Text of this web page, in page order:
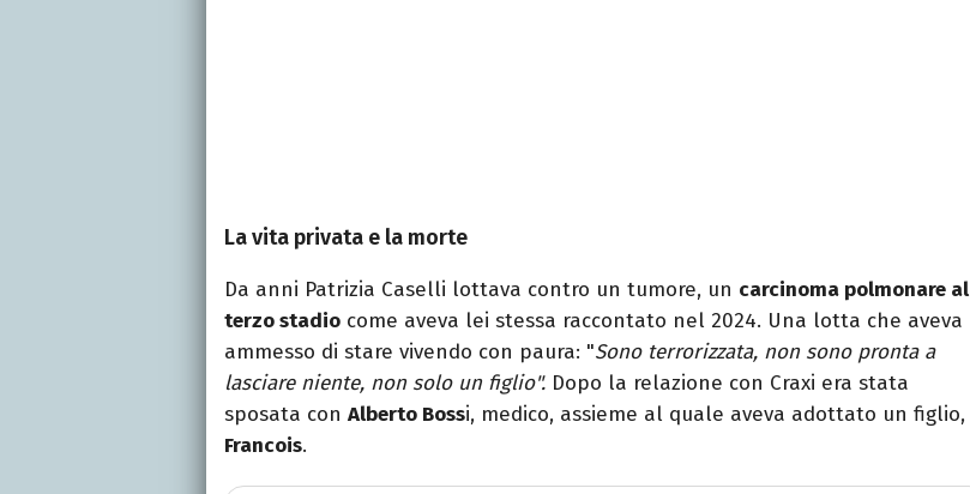
La vita privata e la morte
Da anni Patrizia Caselli lottava contro un tumore, un carcinoma polmonare al
terzo stadio come aveva lei stessa raccontato nel 2024. Una lotta che aveva
ammesso di stare vivendo con paura: "Sono terrorizzata, non sono pronta a
lasciare niente, non solo un figlio". Dopo la relazione con Craxi era stata
sposata con Alberto Bossi, medico, assieme al quale aveva adottato un figlio,
Francois.